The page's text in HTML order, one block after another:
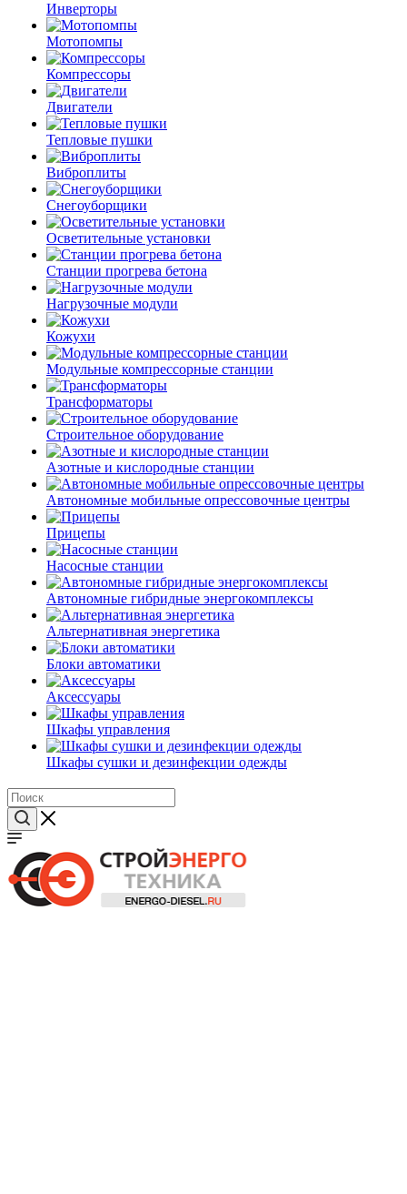
Инверторы
Мотопомпы
Компрессоры
Двигатели
Тепловые пушки
Виброплиты
Снегоуборщики
Осветительные установки
Станции прогрева бетона
Нагрузочные модули
Кожухи
Модульные компрессорные станции
Трансформаторы
Строительное оборудование
Азотные и кислородные станции
Автономные мобильные опрессовочные центры
Прицепы
Насосные станции
Автономные гибридные энергокомплексы
Альтернативная энергетика
Блоки автоматики
Аксессуары
Шкафы управления
Шкафы сушки и дезинфекции одежды